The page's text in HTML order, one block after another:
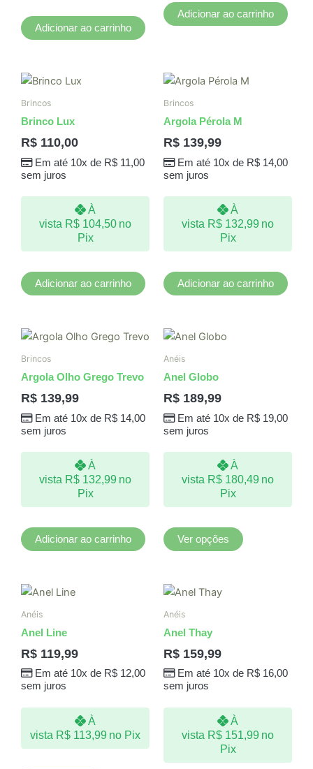
Adicionar ao carrinho
Adicionar ao carrinho
Brincos
Brinco Lux
R$ 110,00
Em até 10x de R$11,00
sem juros
À
vista R$104,50 no
Pix
Adicionar ao carrinho
Brincos
Argola Pérola M
R$ 139,99
Em até 10x de R$14,00
sem juros
À
vista R$132,99 no
Pix
Adicionar ao carrinho
Brincos
Argola Olho Grego Trevo
R$ 139,99
Em até 10x de R$14,00
sem juros
À
vista R$132,99 no
Pix
Adicionar ao carrinho
Anéis
Anel Globo
R$ 189,99
Em até 10x de R$19,00
sem juros
À
vista R$180,49 no
Pix
Ver opções
As
podem
escolhidas
do
Anéis
Anel Line
R$ 119,99
Em até 10x de R$12,00
sem juros
À
vista R$113,99 no Pix
As
podem
escolhidas
Anéis
Anel Thay
R$ 159,99
Em até 10x de R$16,00
sem juros
À
vista R$151,99 no
Pix